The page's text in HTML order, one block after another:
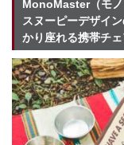
MonoMaster（モノ
スヌーピーデザイ
かり座れる携帯チ